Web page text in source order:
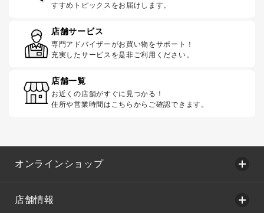
すすめトピックスをお届けします。
店舗サービス
専門アドバイザーがお買い物をサポート！
充実したサービスを是非ご利用ください。
店舗一覧
お近くの店舗がすぐに見つかる！
住所や営業時間はこちらからご確認できます。
オンラインショップ
店舗情報